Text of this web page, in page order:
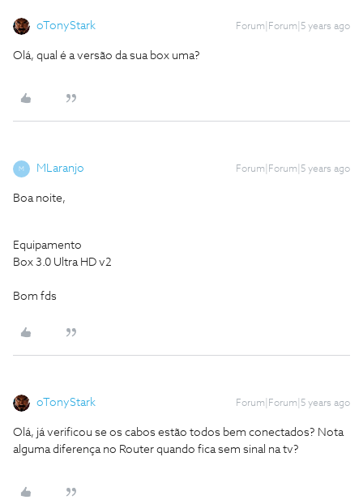
oTonyStark Forum|Forum|5 years ago
Olá, qual é a versão da sua box uma?
M MLaranjo Forum|Forum|5 years ago
Boa noite,
Equipamento
Box 3.0 Ultra HD v2
Bom fds
oTonyStark Forum|Forum|5 years ago
Olá, já verificou se os cabos estão todos bem conectados? Nota
alguma diferença no Router quando fica sem sinal na tv?